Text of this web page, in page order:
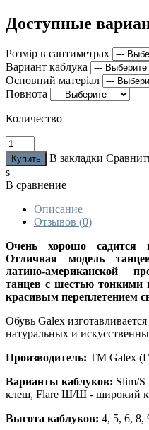
Доступные
Розмір в сантиметрах
Вариант каблука
Основний матеріал
Повнота
Количество
В закладки
s
В сравнение
Описание
Отзывов (0)
Очень хорошо садится
Отличная модель
латино-американской
танцев с шестью
красивым переплетением
Обувь Galex
натуральных и
Производитель: ТМ Galex
Варианты каблуков: Slim/S
клеш, Flare Ш/Ш - широкий
Высота каблуков: 4, 5, 6, 8,